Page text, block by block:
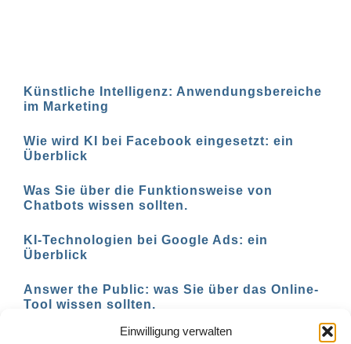
Einwilligung verwalten
Künstliche Intelligenz: Anwendungsbereiche
im Marketing
Wie wird KI bei Facebook eingesetzt: ein
Überblick
Was Sie über die Funktionsweise von
Chatbots wissen sollten.
KI-Technologien bei Google Ads: ein
Überblick
Answer the Public: was Sie über das Online-
Tool wissen sollten.
AI-basierte Tools für den Social-Media-